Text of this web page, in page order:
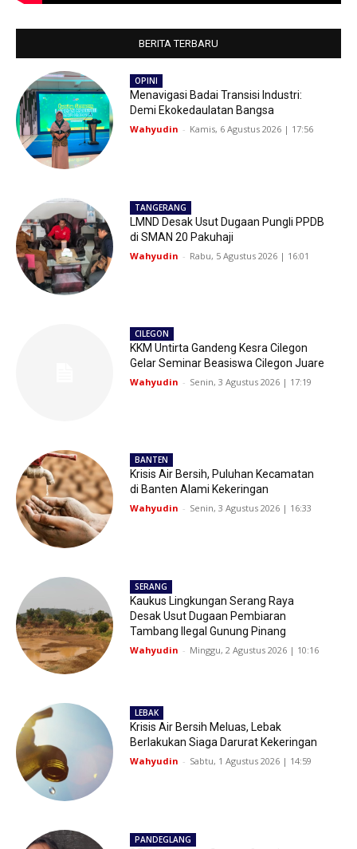
BERITA TERBARU
OPINI
Menavigasi Badai Transisi Industri:
Demi Ekokedaulatan Bangsa
Wahyudin - Kamis, 6 Agustus 2026 | 17:56
TANGERANG
LMND Desak Usut Dugaan Pungli PPDB
di SMAN 20 Pakuhaji
Wahyudin - Rabu, 5 Agustus 2026 | 16:01
CILEGON
KKM Untirta Gandeng Kesra Cilegon
Gelar Seminar Beasiswa Cilegon Juare
Wahyudin - Senin, 3 Agustus 2026 | 17:19
BANTEN
Krisis Air Bersih, Puluhan Kecamatan
di Banten Alami Kekeringan
Wahyudin - Senin, 3 Agustus 2026 | 16:33
SERANG
Kaukus Lingkungan Serang Raya
Desak Usut Dugaan Pembiaran
Tambang Ilegal Gunung Pinang
Wahyudin - Minggu, 2 Agustus 2026 | 10:16
LEBAK
Krisis Air Bersih Meluas, Lebak
Berlakukan Siaga Darurat Kekeringan
Wahyudin - Sabtu, 1 Agustus 2026 | 14:59
PANDEGLANG